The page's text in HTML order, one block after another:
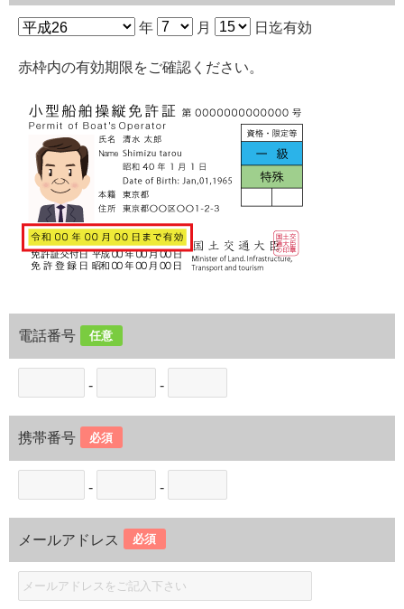
年 月 日迄有効
赤枠内の有効期限をご確認ください。
電話番号 任意
- -
携帯番号 必須
- -
メールアドレス 必須